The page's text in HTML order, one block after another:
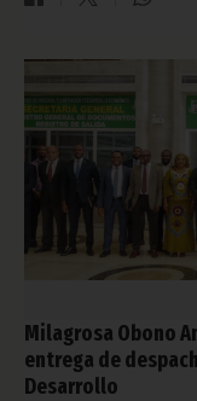
Milagrosa Obono
entrega de
Desarrollo